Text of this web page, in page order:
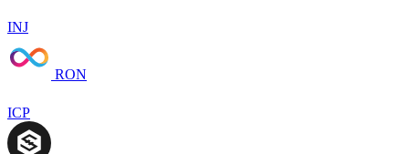
INJ
RON
ICP